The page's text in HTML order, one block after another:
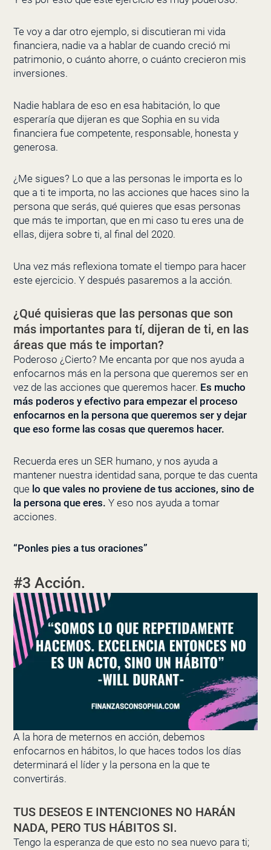
Te voy a dar otro ejemplo, si discutieran mi vida
financiera, nadie va a hablar de cuando creció mi
patrimonio, o cuánto ahorre, o cuánto crecieron mis
inversiones.
Nadie hablara de eso en esa habitación, lo que
esperaría que dijeran es que Sophia en su vida
financiera fue competente, responsable, honesta y
generosa.
¿Me sigues? Lo que a las personas le importa es lo
que a ti te importa, no las acciones que haces sino la
persona que serás, qué quieres que esas personas
que más te importan, que en mi caso tu eres una de
ellas, dijera sobre ti, al final del 2020.
Una vez más reflexiona tomate el tiempo para hacer
este ejercicio. Y después pasaremos a la acción.
¿Qué quisieras que las personas que son
más importantes para tí, dijeran de ti, en las
áreas que más te importan?
Poderoso ¿Cierto? Me encanta por que nos ayuda a
enfocarnos más en la persona que queremos ser en
vez de las acciones que queremos hacer. Es mucho
más poderos y efectivo para empezar el proceso
enfocarnos en la persona que queremos ser y dejar
que eso forme las cosas que queremos hacer.
Recuerda eres un SER humano, y nos ayuda a
mantener nuestra identidad sana, porque te das cuenta
que lo que vales no proviene de tus acciones, sino de
la persona que eres. Y eso nos ayuda a tomar
acciones.
“Ponles pies a tus oraciones”
#3 Acción.
A la hora de meternos en acción, debemos
enfocarnos en hábitos, lo que haces todos los días
determinará el líder y la persona en la que te
convertirás.
TUS DESEOS E INTENCIONES NO HARÁN
NADA, PERO TUS HÁBITOS SI.
Tengo la esperanza de que esto no sea nuevo para ti;